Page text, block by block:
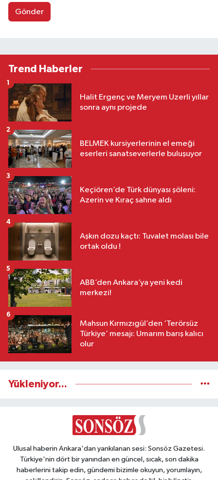
Gönder
Trend Haberler
Halit Ergenç ve Meryem Uzerli yıllar
sonra aynı projede
1
BELMEK kursiyerlerinin el emeği
eserleri sanatseverlerle buluşuyor
2
Keçiören’de Türk dünyası şöleni:
Azerin ve Kıraç sahne aldı
3
Aşkın dozu kaçtı: Tuvalet molası bile
ortak oldu !
4
ABB’den Ankara’ya yeni kedi
merkezi!
5
Mahsun Kırmızıgül’den ‘Terörsüz
Türkiye’ mesajı: Umarım barış kalıcı
olur
6
Yükleniyor...
Ulusal haberin Ankara'dan yankılanan sesi: Sonsöz Gazetesi.
Türkiye'nin dört bir yanından en güncel, sıcak, son dakika
haberlerini takip edin, gündemi bizimle okuyun, yorumlayın,